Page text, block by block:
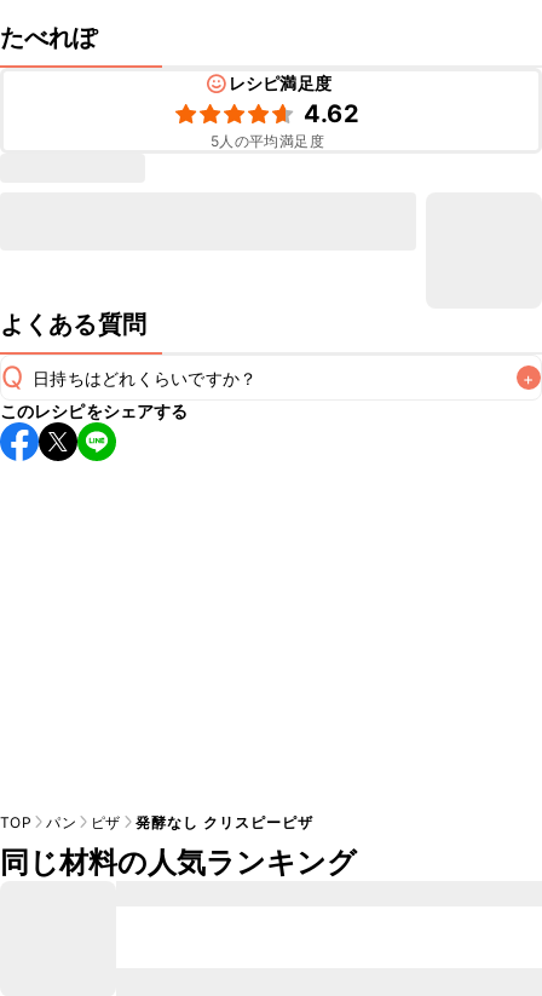
たべれぽ
レシピ満足度
4.62
5人の平均満足度
よくある質問
Q 日持ちはどれくらいですか？ +
保存期間は冷蔵で当日中が目安です。なるべくお早めにお召
し上がりください。
このレシピをシェアする
TOP パン ピザ 発酵なし クリスピーピザ
同じ材料の人気ランキング